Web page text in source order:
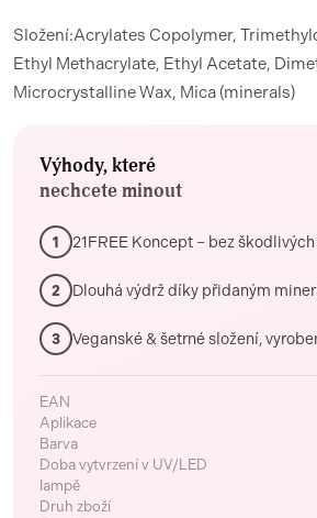
Složení:Acrylates Copolymer,
Ethyl Methacrylate, Ethyl Acetate,
Microcrystalline Wax, Mica (minerals)
Výhody, které
nechcete minout
1 21FREE Koncept – bez
2 Dlouhá výdrž díky přidaným
3 Veganské & šetrné složení,
EAN
Aplikace
Barva
Doba vytvrzení v UV/LED
lampě
Druh zboží